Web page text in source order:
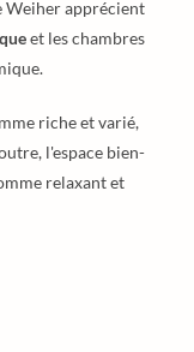
Weiher apprécient
et les chambres
riche et varié,
l'espace bien-
relaxant et